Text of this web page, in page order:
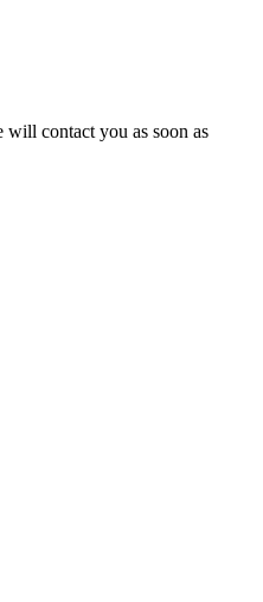
will contact you as soon as